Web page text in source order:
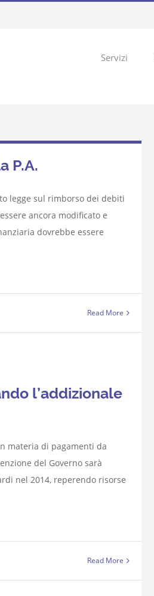
Servizi
P.A.
legge sul rimborso dei debiti
ancora modificato e
dovrebbe essere
Read More
l’addizionale
materia di pagamenti da
del Governo sarà
nel 2014, reperendo risorse
Read More